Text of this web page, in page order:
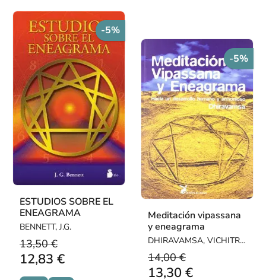
-5%
ESTUDIOS SOBRE EL
ENEAGRAMA
BENNETT, J.G.
13,50 €
12,83 €
-5%
Meditación vipassana
y eneagrama
DHIRAVAMSA, VICHITR
RATNA
14,00 €
13,30 €